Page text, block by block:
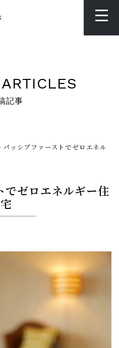
記事
パッシブファーストでゼロエネル
でゼロエネルギー住
宅